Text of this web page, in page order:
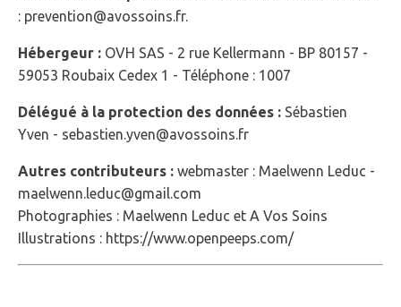
: prevention@avossoins.fr.
Hébergeur : OVH SAS - 2 rue Kellermann - BP 80157 -
59053 Roubaix Cedex 1 - Téléphone : 1007
Délégué à la protection des données : Sébastien
Yven - sebastien.yven@avossoins.fr
Autres contributeurs : webmaster : Maelwenn Leduc -
maelwenn.leduc@gmail.com
Photographies : Maelwenn Leduc et A Vos Soins
Illustrations : https://www.openpeeps.com/